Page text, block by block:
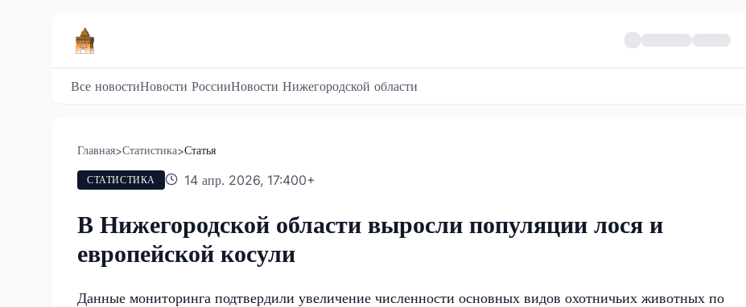
Все новостиНовости РоссииНовости Нижегородской области
Главная>Статистика>Статья
СТАТИСТИКА 14 апр. 2026, 17:400+
В Нижегородской области выросли популяции лося и
европейской косули
Данные мониторинга подтвердили увеличение численности основных видов охотничьих животных по